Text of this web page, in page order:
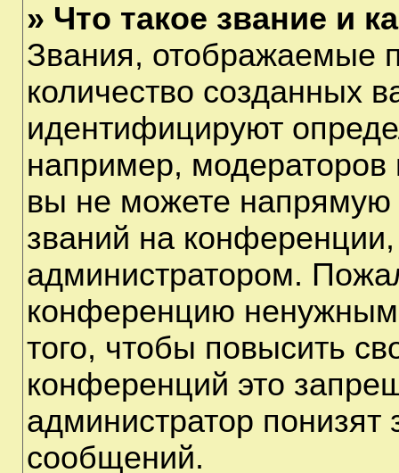
» Что такое звание и
Звания, отображаемые
количество созданных
идентифицируют
например,
вы не можете напрямую
званий на
администратором.
конференцию
того, чтобы повысить
конференций это
администратор понизят
сообщений.